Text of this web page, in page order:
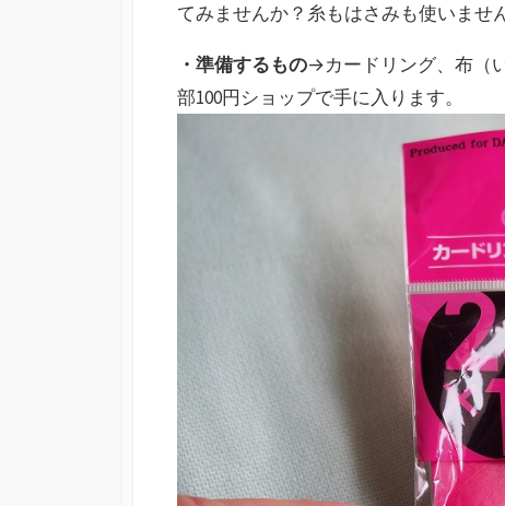
てみませんか？糸もはさみも使いません
・準備するもの→カードリング、布（
部100円ショップで手に入ります。